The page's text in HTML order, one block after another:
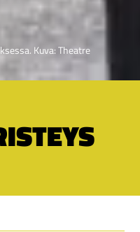
Kuva: Theatre